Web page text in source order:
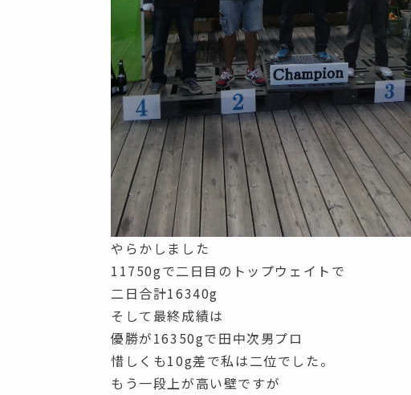
やらかしました
11750gで二日目のトップウェイトで
二日合計16340g
そして最終成績は
優勝が16350gで田中次男プロ
惜しくも10g差で私は二位でした。
もう一段上が高い壁ですが